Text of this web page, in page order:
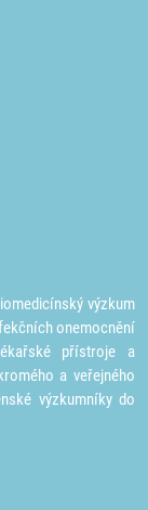
výzkum
onemocnění
přístroje a
a veřejného
výzkumníky do